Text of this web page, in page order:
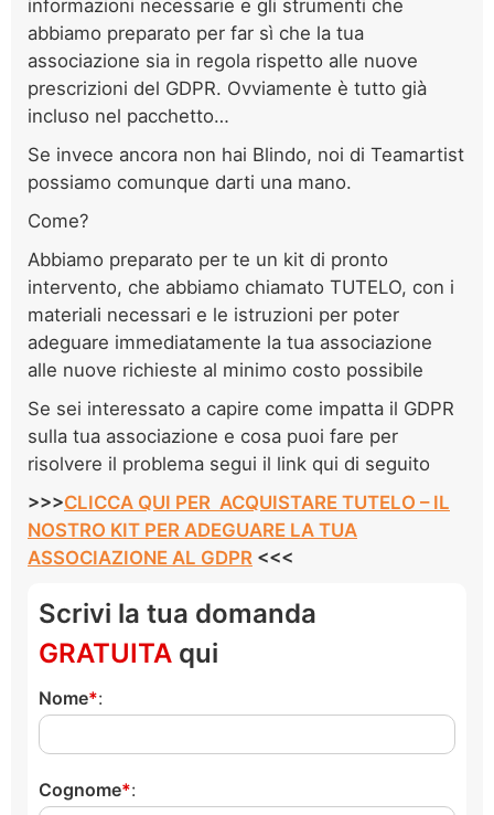
informazioni necessarie e gli strumenti che
abbiamo preparato per far sì che la tua
associazione sia in regola rispetto alle nuove
prescrizioni del GDPR. Ovviamente è tutto già
incluso nel pacchetto…
Se invece ancora non hai Blindo, noi di Teamartist
possiamo comunque darti una mano.
Come?
Abbiamo preparato per te un kit di pronto
intervento, che abbiamo chiamato TUTELO, con i
materiali necessari e le istruzioni per poter
adeguare immediatamente la tua associazione
alle nuove richieste al minimo costo possibile
Se sei interessato a capire come impatta il GDPR
sulla tua associazione e cosa puoi fare per
risolvere il problema segui il link qui di seguito
>>>CLICCA QUI PER ACQUISTARE TUTELO – IL
NOSTRO KIT PER ADEGUARE LA TUA
ASSOCIAZIONE AL GDPR <<<
Scrivi la tua domanda
GRATUITA qui
Nome :
Cognome :